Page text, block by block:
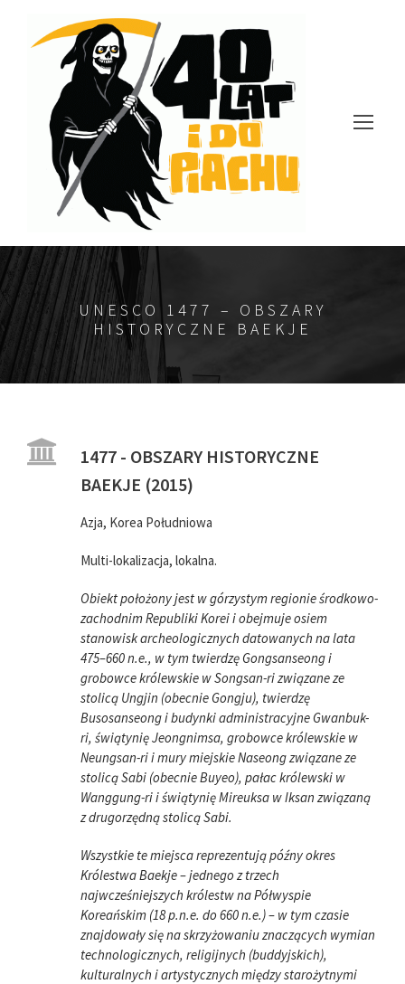
UNESCO 1477 – OBSZARY
HISTORYCZNE BAEKJE
1477 - OBSZARY HISTORYCZNE
BAEKJE (2015)
Azja, Korea Południowa
Multi-lokalizacja, lokalna.
Obiekt położony jest w górzystym regionie środkowo-
zachodnim Republiki Korei i obejmuje osiem
stanowisk archeologicznych datowanych na lata
475–660 n.e., w tym twierdzę Gongsanseong i
grobowce królewskie w Songsan-ri związane ze
stolicą Ungjin (obecnie Gongju), twierdzę
Busosanseong i budynki administracyjne Gwanbuk-
ri, świątynię Jeongnimsa, grobowce królewskie w
Neungsan-ri i mury miejskie Naseong związane ze
stolicą Sabi (obecnie Buyeo), pałac królewski w
Wanggung-ri i świątynię Mireuksa w Iksan związaną
z drugorzędną stolicą Sabi.
Wszystkie te miejsca reprezentują późny okres
Królestwa Baekje – jednego z trzech
najwcześniejszych królestw na Półwyspie
Koreańskim (18 p.n.e. do 660 n.e.) – w tym czasie
znajdowały się na skrzyżowaniu znaczących wymian
technologicznych, religijnych (buddyjskich),
kulturalnych i artystycznych między starożytnymi